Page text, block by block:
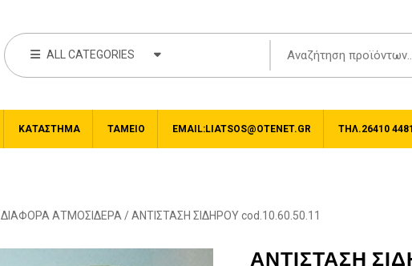
ALL CATEGORIES
ΚΑΤΆΣΤΗΜΑ ΤΑΜΕΊΟ EMAIL:LIATSOS@OTENET.GR ΤΗΛ.26410
ΔΙΑΦΟΡΑ ΑΤΜΟΣΙΔΕΡΑ / ΑΝΤΙΣΤΑΣΗ ΣΙΔΗΡΟΥ cod.10.60.50.11
ΑΝΤΙΣΤΑΣΗ